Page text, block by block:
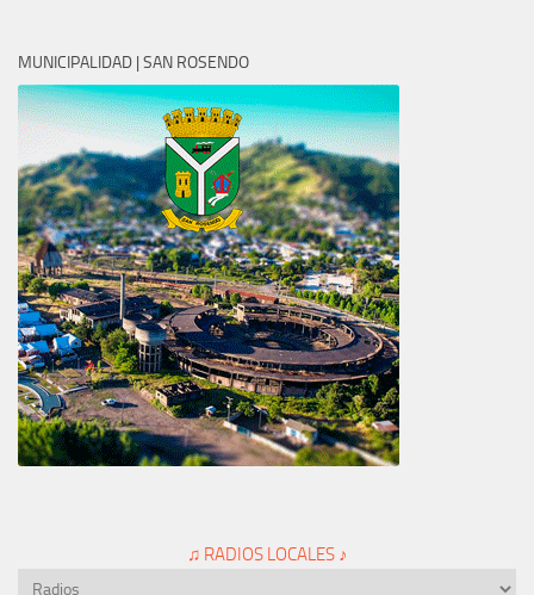
MUNICIPALIDAD | SAN ROSENDO
♫ RADIOS LOCALES ♪